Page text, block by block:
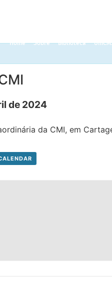
Home Sobre Biblioteca
de 2024
da CMI, em